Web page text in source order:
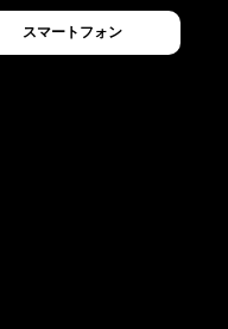
スマートフォン